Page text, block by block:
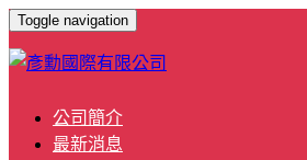
Toggle navigation
公司簡介
最新消息